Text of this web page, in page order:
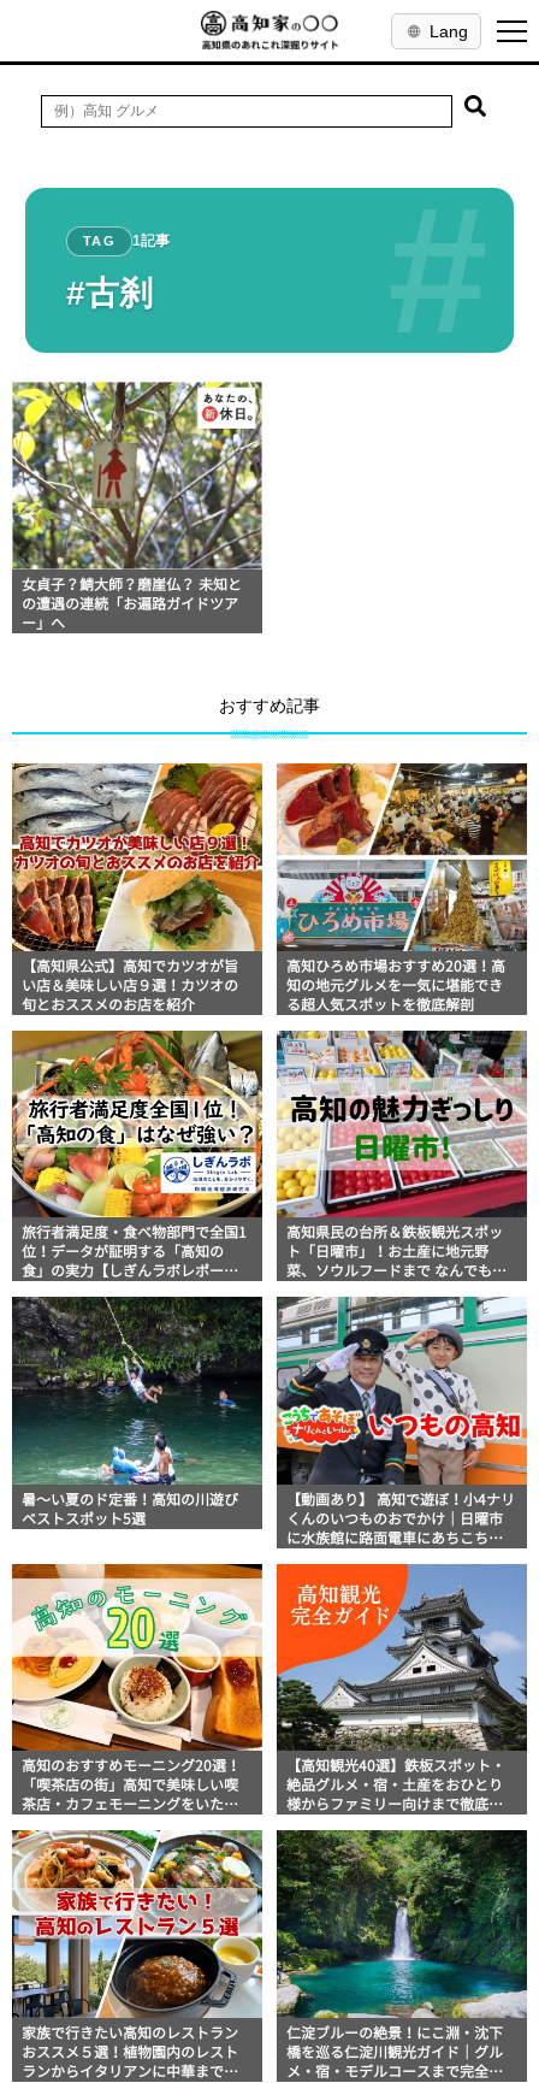
Lang
#
TAG 1記事
#古刹
女貞子？鯖大師？磨崖仏？ 未知と
の遭遇の連続「お遍路ガイドツア
ー」へ
おすすめ記事
【高知県公式】高知でカツオが旨
い店＆美味しい店９選！カツオの
旬とおススメのお店を紹介
高知ひろめ市場おすすめ20選！高
知の地元グルメを一気に堪能でき
る超人気スポットを徹底解剖
旅行者満足度・食べ物部門で全国1
位！データが証明する「高知の
食」の実力【しぎんラボレポー
高知県民の台所＆鉄板観光スポッ
ト「日曜市」！お土産に地元野
菜、ソウルフードまで なんでもそ
説！
暑～い夏のド定番！高知の川遊び
ベストスポット5選
【動画あり】 高知で遊ぼ！小4ナリ
くんのいつものおでかけ｜日曜市
に水族館に路面電車にあちこち巡
高知のおすすめモーニング20選！
「喫茶店の街」高知で美味しい喫
茶店・カフェモーニングをいただ
【高知観光40選】鉄板スポット・
絶品グルメ・宿・土産をおひとり
様からファミリー向けまで徹底解
家族で行きたい高知のレストラン
おススメ５選！植物園内のレスト
ランからイタリアンに中華まで楽
仁淀ブルーの絶景！にこ淵・沈下
橋を巡る仁淀川観光ガイド｜グル
メ・宿・モデルコースまで完全網